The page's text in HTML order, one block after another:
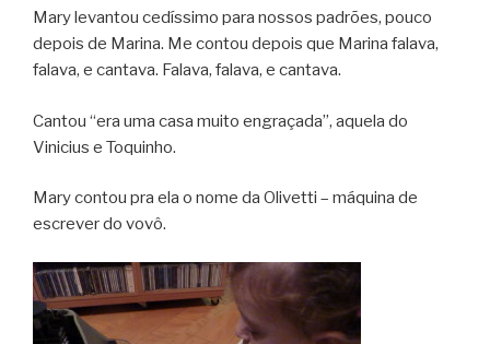
Mary levantou cedíssimo para nossos padrões, pouco
depois de Marina. Me contou depois que Marina falava,
falava, e cantava. Falava, falava, e cantava.
Cantou “era uma casa muito engraçada”, aquela do
Vinicius e Toquinho.
Mary contou pra ela o nome da Olivetti – máquina de
escrever do vovô.